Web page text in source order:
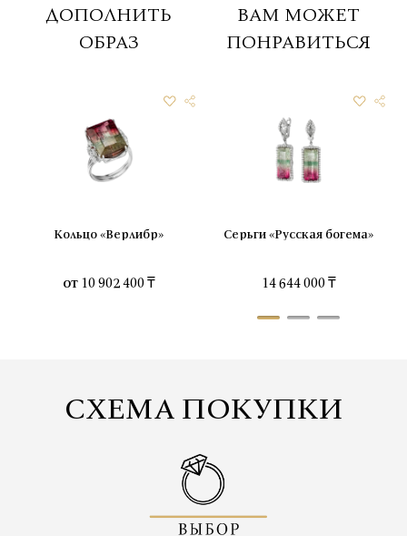
ДОПОЛНИТЬ
ОБРАЗ
Кольцо «Верлибр»
от 10 902 400 ₸
ВАМ МОЖЕТ
ПОНРАВИТЬСЯ
Серьги «Русская богема»
14 644 000 ₸
СХЕМА ПОКУПКИ